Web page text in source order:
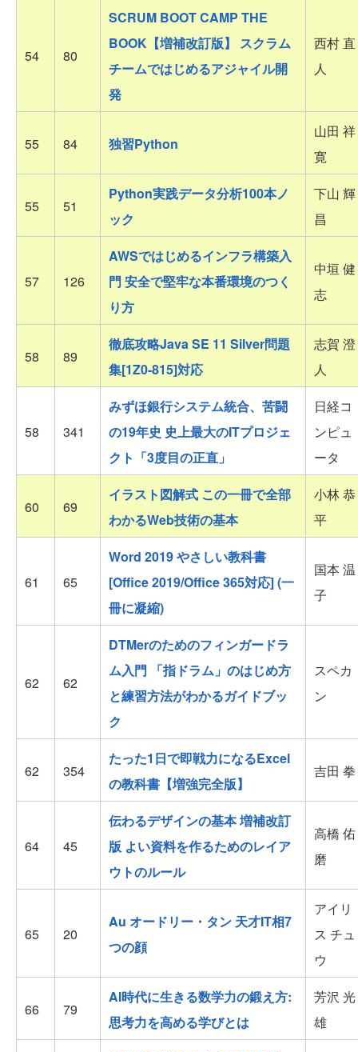
54 80
SCRUM BOOT CAMP THE
BOOK【増補改訂版】 スクラム
チームではじめるアジャイル開
発
西村 直
人
55 84 独習Python
山田 祥
寛
55 51
Python実践データ分析100本ノ
ック
下山 輝
昌
57 126
AWSではじめるインフラ構築入
門 安全で堅牢な本番環境のつく
り方
中垣 健
志
58 89
徹底攻略Java SE 11 Silver問題
集[1Z0-815]対応
志賀 澄
人
58 341
みずほ銀行システム統合、苦闘
の19年史 史上最大のITプロジェ
クト「3度目の正直」
日経コ
ンピュ
ータ
60 69
イラスト図解式 この一冊で全部
わかるWeb技術の基本
小林 恭
平
61 65
Word 2019 やさしい教科書
[Office 2019/Office 365対応] (一
冊に凝縮)
国本 温
子
62 62
DTMerのためのフィンガードラ
ム入門 「指ドラム」のはじめ方
と練習方法がわかるガイドブッ
ク
スペカ
ン
62 354
たった1日で即戦力になるExcel
の教科書【増強完全版】
吉田 拳
64 45
伝わるデザインの基本 増補改訂
版 よい資料を作るためのレイア
ウトのルール
高橋 佑
磨
65 20
Au オードリー・タン 天才IT相7
つの顔
アイリ
ス チュ
ウ
66 79
AI時代に生きる数学力の鍛え方:
思考力を高める学びとは
芳沢 光
雄